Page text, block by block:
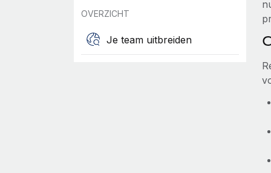
OVERZICHT
Je team uitbreiden